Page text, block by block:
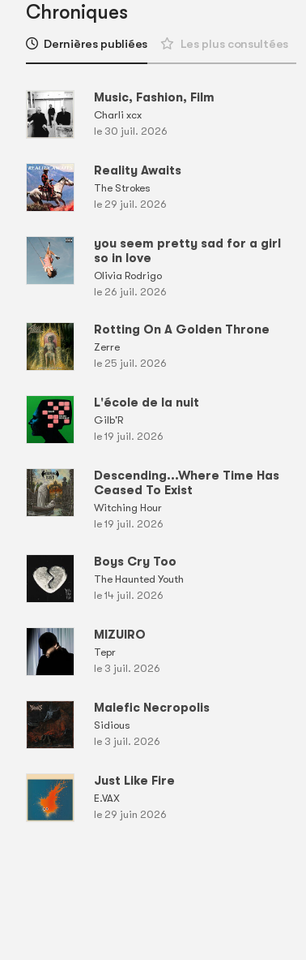
Chroniques
Dernières publiées Les plus consultées
Music, Fashion, Film
Charli xcx
le 30 juil. 2026
Reality Awaits
The Strokes
le 29 juil. 2026
you seem pretty sad for a girl
so in love
Olivia Rodrigo
le 26 juil. 2026
Rotting On A Golden Throne
Zerre
le 25 juil. 2026
L'école de la nuit
Gilb'R
le 19 juil. 2026
Descending...Where Time Has
Ceased To Exist
Witching Hour
le 19 juil. 2026
Boys Cry Too
The Haunted Youth
le 14 juil. 2026
MIZUIRO
Tepr
le 3 juil. 2026
Malefic Necropolis
Sidious
le 3 juil. 2026
Just Like Fire
E.VAX
le 29 juin 2026